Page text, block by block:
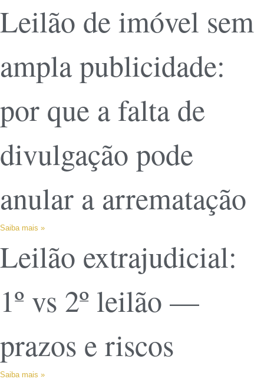
Leilão de imóvel sem
ampla publicidade:
por que a falta de
divulgação pode
anular a arrematação
Saiba mais »
Leilão extrajudicial:
1º vs 2º leilão —
prazos e riscos
Saiba mais »